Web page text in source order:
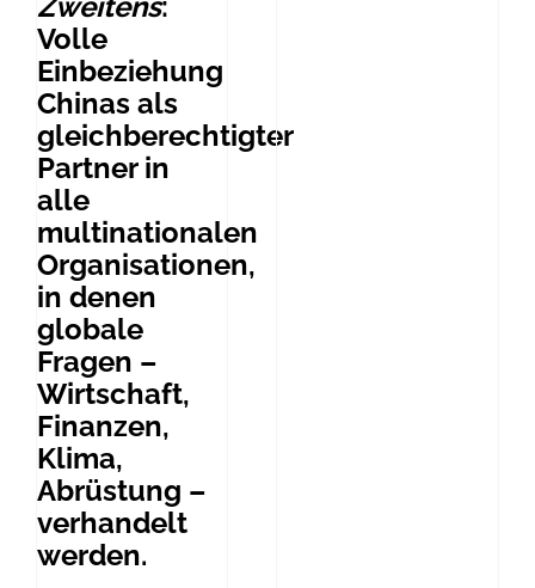
Zweitens:
Volle
Einbeziehung
Chinas als
gleichberechtigter
Partner in
alle
multinationalen
Organisationen,
in denen
globale
Fragen –
Wirtschaft,
Finanzen,
Klima,
Abrüstung –
verhandelt
werden.